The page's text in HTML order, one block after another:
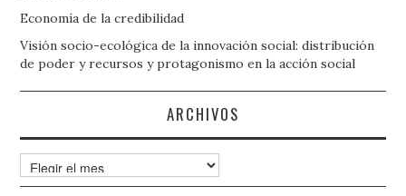
Economía de la credibilidad
Visión socio-ecológica de la innovación social: distribución
de poder y recursos y protagonismo en la acción social
ARCHIVOS
Archivos